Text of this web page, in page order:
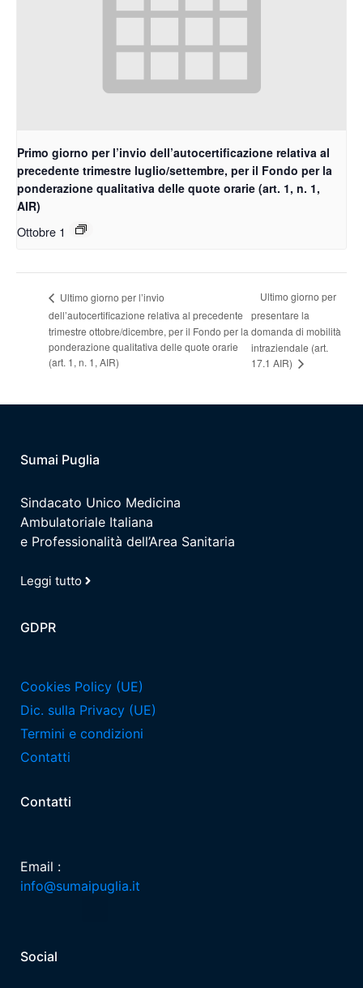
Primo giorno per l’invio dell’autocertificazione relativa al
precedente trimestre luglio/settembre, per il Fondo per la
ponderazione qualitativa delle quote orarie (art. 1, n. 1,
AIR)
Ottobre 1
Ultimo giorno per l’invio
dell’autocertificazione relativa al precedente
trimestre ottobre/dicembre, per il Fondo per la
ponderazione qualitativa delle quote orarie
(art. 1, n. 1, AIR)
Ultimo giorno per
presentare la
domanda di mobilità
intraziendale (art.
17.1 AIR)
Sumai Puglia
Sindacato Unico Medicina
Ambulatoriale Italiana
e Professionalità dell’Area Sanitaria
Leggi tutto
GDPR
Cookies Policy (UE)
Dic. sulla Privacy (UE)
Termini e condizioni
Contatti
Contatti
Email :
info@sumaipuglia.it
Social